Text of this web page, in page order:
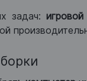
задач: